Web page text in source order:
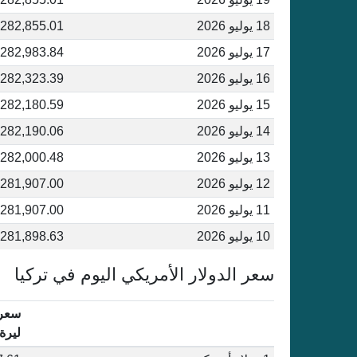
18 يوليو 2026
282,855.01 ليرة تركية
17 يوليو 2026
282,983.84 ليرة تركية
16 يوليو 2026
282,323.39 ليرة تركية
15 يوليو 2026
282,180.59 ليرة تركية
14 يوليو 2026
282,190.06 ليرة تركية
13 يوليو 2026
282,000.48 ليرة تركية
12 يوليو 2026
281,907.00 ليرة تركية
11 يوليو 2026
281,907.00 ليرة تركية
10 يوليو 2026
281,898.63 ليرة تركية
سعر الدولار الأمريكي اليوم في تركيا